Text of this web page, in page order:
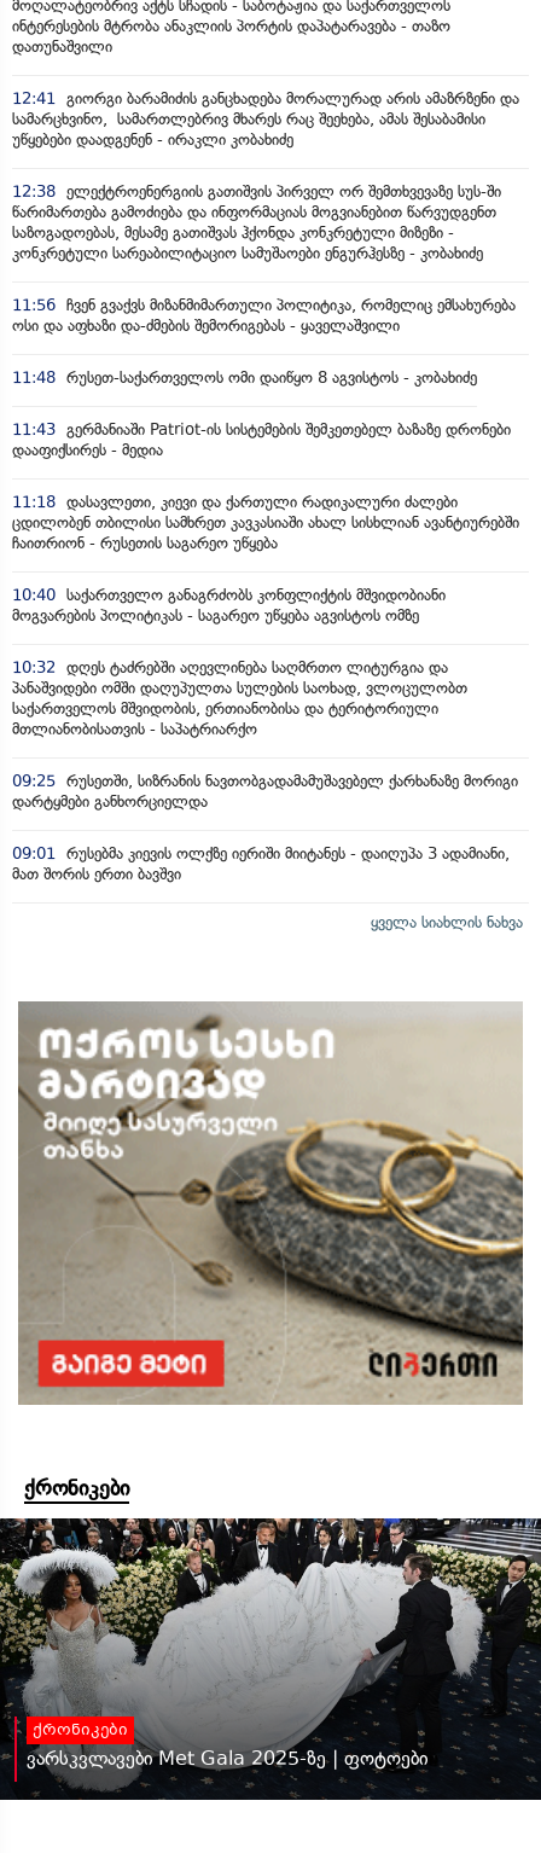
მოღალატეობრივ აქტს სჩადის - საბოტაჟია და საქართველოს
ინტერესების მტრობა ანაკლიის პორტის დაპატარავება - თაზო
დათუნაშვილი
12:41
გიორგი ბარამიძის განცხადება მორალურად არის ამაზრზენი და
სამარცხვინო, სამართლებრივ მხარეს რაც შეეხება, ამას შესაბამისი
უწყებები დაადგენენ - ირაკლი კობახიძე
12:38 ელექტროენერგიის გათიშვის პირველ ორ შემთხვევაზე სუს-ში
წარიმართება გამოძიება და ინფორმაციას მოგვიანებით წარვუდგენთ
საზოგადოებას, მესამე გათიშვას ჰქონდა კონკრეტული მიზეზი -
კონკრეტული სარეაბილიტაციო სამუშაოები ენგურჰესზე - კობახიძე
11:56 ჩვენ გვაქვს მიზანმიმართული პოლიტიკა, რომელიც ემსახურება
ოსი და აფხაზი და-ძმების შემორიგებას - ყაველაშვილი
11:48 რუსეთ-საქართველოს ომი დაიწყო 8 აგვისტოს - კობახიძე
11:43 გერმანიაში Patriot-ის სისტემების შემკეთებელ ბაზაზე დრონები
დააფიქსირეს - მედია
11:18 დასავლეთი, კიევი და ქართული რადიკალური ძალები
ცდილობენ თბილისი სამხრეთ კავკასიაში ახალ სისხლიან ავანტიურებში
ჩაითრიონ - რუსეთის საგარეო უწყება
10:40 საქართველო განაგრძობს კონფლიქტის მშვიდობიანი
მოგვარების პოლიტიკას - საგარეო უწყება აგვისტოს ომზე
10:32
დღეს ტაძრებში აღევლინება საღმრთო ლიტურგია და
პანაშვიდები ომში დაღუპულთა სულების საოხად, ვლოცულობთ
საქართველოს მშვიდობის, ერთიანობისა და ტერიტორიული
მთლიანობისათვის - საპატრიარქო
09:25 რუსეთში, სიზრანის ნავთობგადამამუშავებელ ქარხანაზე მორიგი
დარტყმები განხორციელდა
09:01
რუსებმა კიევის ოლქზე იერიში მიიტანეს - დაიღუპა 3 ადამიანი,
მათ შორის ერთი ბავშვი
ყველა სიახლის ნახვა
ქრონიკები
ქრონიკები
ვარსკვლავები Met Gala 2025-ზე | ფოტოები